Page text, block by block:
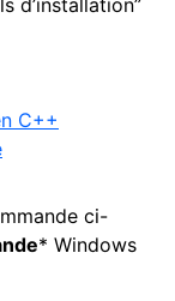
d’installation”
C++
ci-
* Windows